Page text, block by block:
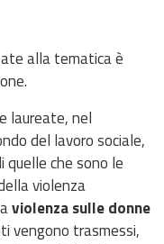
alla tematica è
laureate, nel
del lavoro sociale,
quelle che sono le
violenza
violenza sulle donne
vengono trasmessi,